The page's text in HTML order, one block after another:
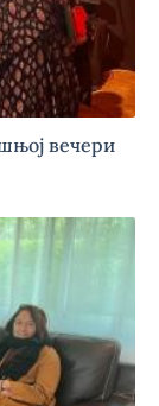
вечери